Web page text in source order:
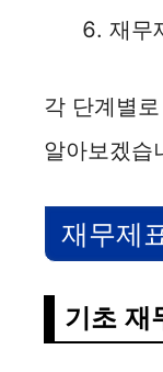
재무
각 단계별
알아보겠습
재무제
기초 재